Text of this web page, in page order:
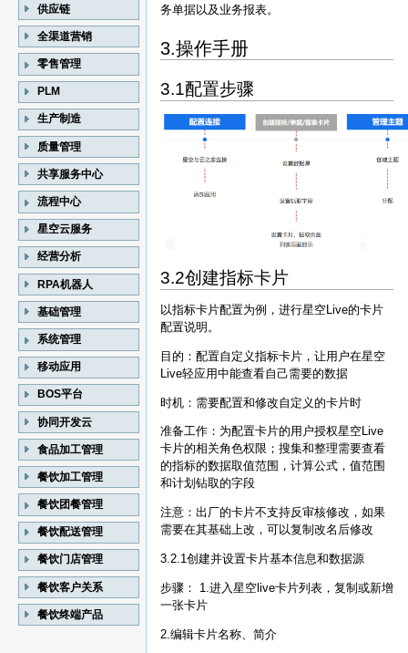
务单据以及业务报表。
3.操作手册
3.1配置步骤
3.2创建指标卡片
以指标卡片配置为例，进行星空Live的卡片
配置说明。
目的：配置自定义指标卡片，让用户在星空
Live轻应用中能查看自己需要的数据
时机：需要配置和修改自定义的卡片时
准备工作：为配置卡片的用户授权星空Live
卡片的相关角色权限；搜集和整理需要查看
的指标的数据取值范围，计算公式，值范围
和计划钻取的字段
注意：出厂的卡片不支持反审核修改，如果
需要在其基础上改，可以复制改名后修改
3.2.1创建并设置卡片基本信息和数据源
步骤： 1.进入星空live卡片列表，复制或新增
一张卡片
2.编辑卡片名称、简介
供应链
全渠道营销
零售管理
PLM
生产制造
质量管理
共享服务中心
流程中心
星空云服务
经营分析
RPA机器人
基础管理
系统管理
移动应用
BOS平台
协同开发云
食品加工管理
餐饮加工管理
餐饮团餐管理
餐饮配送管理
餐饮门店管理
餐饮客户关系
餐饮终端产品